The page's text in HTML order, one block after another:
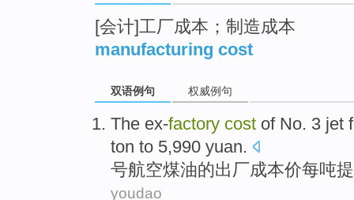
[会计]工厂成本；制造成本
manufacturing cost
双语例句 权威例句
The ex-factory cost of No. 3 jet
ton to 5,990 yuan.
号航空煤油的出厂成本价每吨
youdao